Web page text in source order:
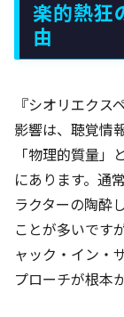
楽的熱狂
由
『シオリエク
影響は、聴覚情
「物理的質量
にあります。通
ラクターの陶酔
ことが多いで
ャック・イン・
プローチが根本